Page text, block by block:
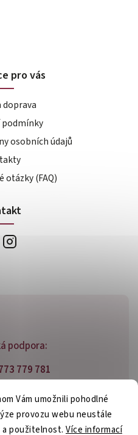
Vám umožnili pohodlné
provozu webu neustále
a použitelnost. Více informací
podpora:
779 781
pro vás
doprava
podmínky
osobních údajů
otázky (FAQ)